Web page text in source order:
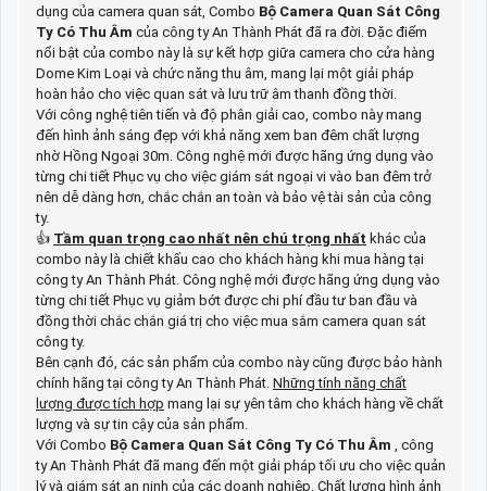
dụng của camera quan sát, Combo Bộ Camera Quan Sát Công
Ty Có Thu Âm của công ty An Thành Phát đã ra đời. Đặc điểm
nổi bật của combo này là sự kết hợp giữa camera cho cửa hàng
Dome Kim Loại và chức năng thu âm, mang lại một giải pháp
hoàn hảo cho việc quan sát và lưu trữ âm thanh đồng thời.
Với công nghệ tiên tiến và độ phân giải cao, combo này mang
đến hình ảnh sáng đẹp với khả năng xem ban đêm chất lượng
nhờ Hồng Ngoại 30m. Công nghệ mới được hãng ứng dụng vào
từng chi tiết Phục vụ cho việc giám sát ngoại vi vào ban đêm trở
nên dễ dàng hơn, chắc chắn an toàn và bảo vệ tài sản của công
ty.
👍 Tầm quan trọng cao nhất nên chú trọng nhất khác của
combo này là chiết khấu cao cho khách hàng khi mua hàng tại
công ty An Thành Phát. Công nghệ mới được hãng ứng dụng vào
từng chi tiết Phục vụ giảm bớt được chi phí đầu tư ban đầu và
đồng thời chắc chắn giá trị cho việc mua sắm camera quan sát
công ty.
Bên cạnh đó, các sản phẩm của combo này cũng được bảo hành
chính hãng tại công ty An Thành Phát. Những tính năng chất
lượng được tích hợp mang lại sự yên tâm cho khách hàng về chất
lượng và sự tin cậy của sản phẩm.
Với Combo Bộ Camera Quan Sát Công Ty Có Thu Âm
, công
ty An Thành Phát đã mang đến một giải pháp tối ưu cho việc quản
lý và giám sát an ninh của các doanh nghiệp. Chất lượng hình ảnh